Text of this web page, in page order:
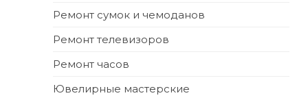
Ремонт сумок и чемоданов
Ремонт телевизоров
Ремонт часов
Ювелирные мастерские